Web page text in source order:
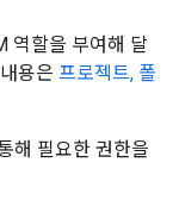
역할을 부여해 달
용은 프로젝트, 폴
해 필요한 권한을